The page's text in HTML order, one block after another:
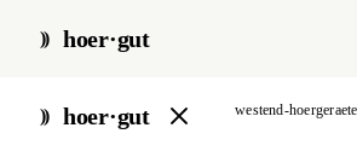
hoer·gut
hoer·gut
start / akustiker / stuttgart westend-hoergeraete